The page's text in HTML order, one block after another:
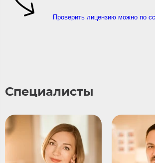
Проверить лицензию можно по
Специалисты